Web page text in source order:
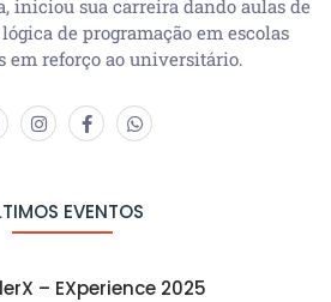
iniciou sua carreira dando aulas de
de programação em escolas
em reforço ao universitário.
EVENTOS
– EXperience 2025